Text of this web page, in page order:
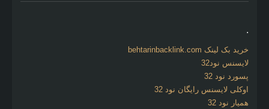
.
خرید بک لینک behtarinbacklink.com
لایسنس نود32
پسورد نود 32
اوکلی لایسنس رایگان نود 32
همیار نود 32